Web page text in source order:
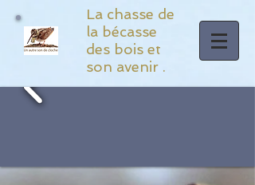
La chasse de
la bécasse
des bois et
son avenir .